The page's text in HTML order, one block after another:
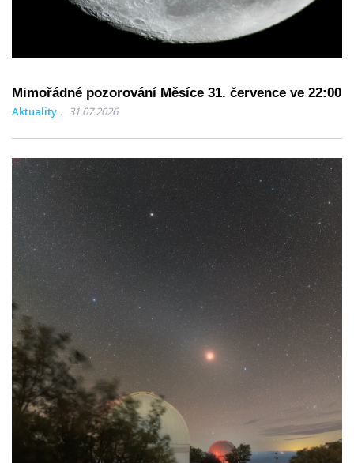
Mimořádné pozorování Měsíce 31. července ve 22:00
Aktuality 31.07.2026